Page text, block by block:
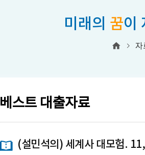
미래의 꿈이
자
베스트 대출자료
(설민석의) 세계사 대모험.